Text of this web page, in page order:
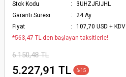
Stok Kodu
3UHZJFJJHL
Garanti Süresi
24 Ay
Fiyat
107,70 USD + KDV
*563,47 TL den başlayan taksitlerle!
6.150,48 TL
5.227,91 TL %15